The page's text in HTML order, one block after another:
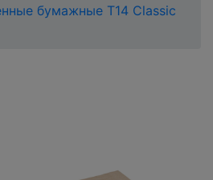
бумажные T14 Сlassic